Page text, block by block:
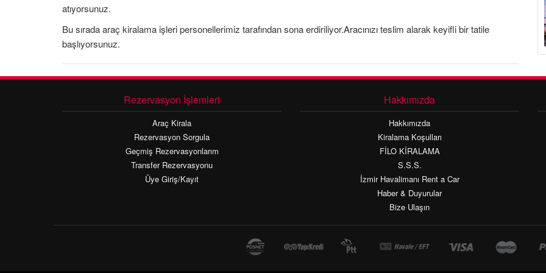
atıyorsunuz.
Bu sırada araç kiralama işleri personellerimiz tarafından sona erdiriliyor.Aracınızı teslim alarak keyifli bir tatile
başlıyorsunuz.
Rezervasyon İşlemleri
Araç Kirala
Rezervasyon Sorgula
Geçmiş Rezervasyonlarım
Transfer Rezervasyonu
Üye Giriş/Kayıt
Hakkımızda
Hakkımızda
Kiralama Koşulları
FİLO KİRALAMA
S.S.S.
İzmir Havalimanı Rent a Car
Haber & Duyurular
Bize Ulaşın